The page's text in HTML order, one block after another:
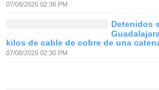
07/08/2026 02:36 PM
Detenidos
kilos de cable de cobre de una
07/08/2026 02:30 PM